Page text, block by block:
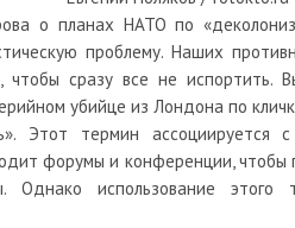
о планах НАТО по
проблему. Наших
сразу все не испортить.
убийце из Лондона по
Этот термин ассоциируется
форумы и конференции, чтобы
Однако использование